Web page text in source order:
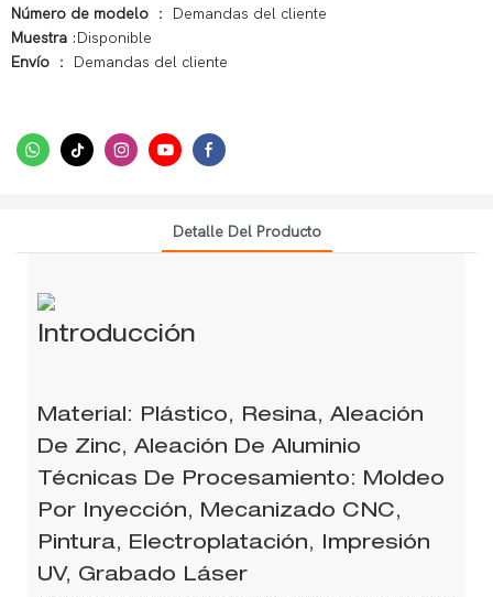
Número de modelo ： Demandas del cliente
Muestra :Disponible
Envío ： Demandas del cliente
Detalle Del Producto
Introducción
Material: Plástico, Resina, Aleación
De Zinc, Aleación De Aluminio
Técnicas De Procesamiento: Moldeo
Por Inyección, Mecanizado CNC,
Pintura, Electroplatación, Impresión
UV, Grabado Láser